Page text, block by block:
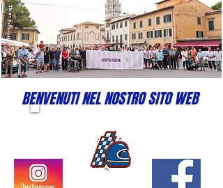
BENVENUTI NEL NOSTRO SITO WEB